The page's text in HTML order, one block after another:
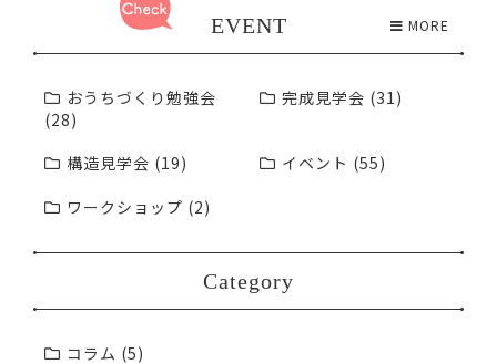
EVENT MORE
おうちづくり勉強会
(28)
完成見学会 (31)
構造見学会 (19)
イベント (55)
ワークショップ (2)
Category
コラム (5)